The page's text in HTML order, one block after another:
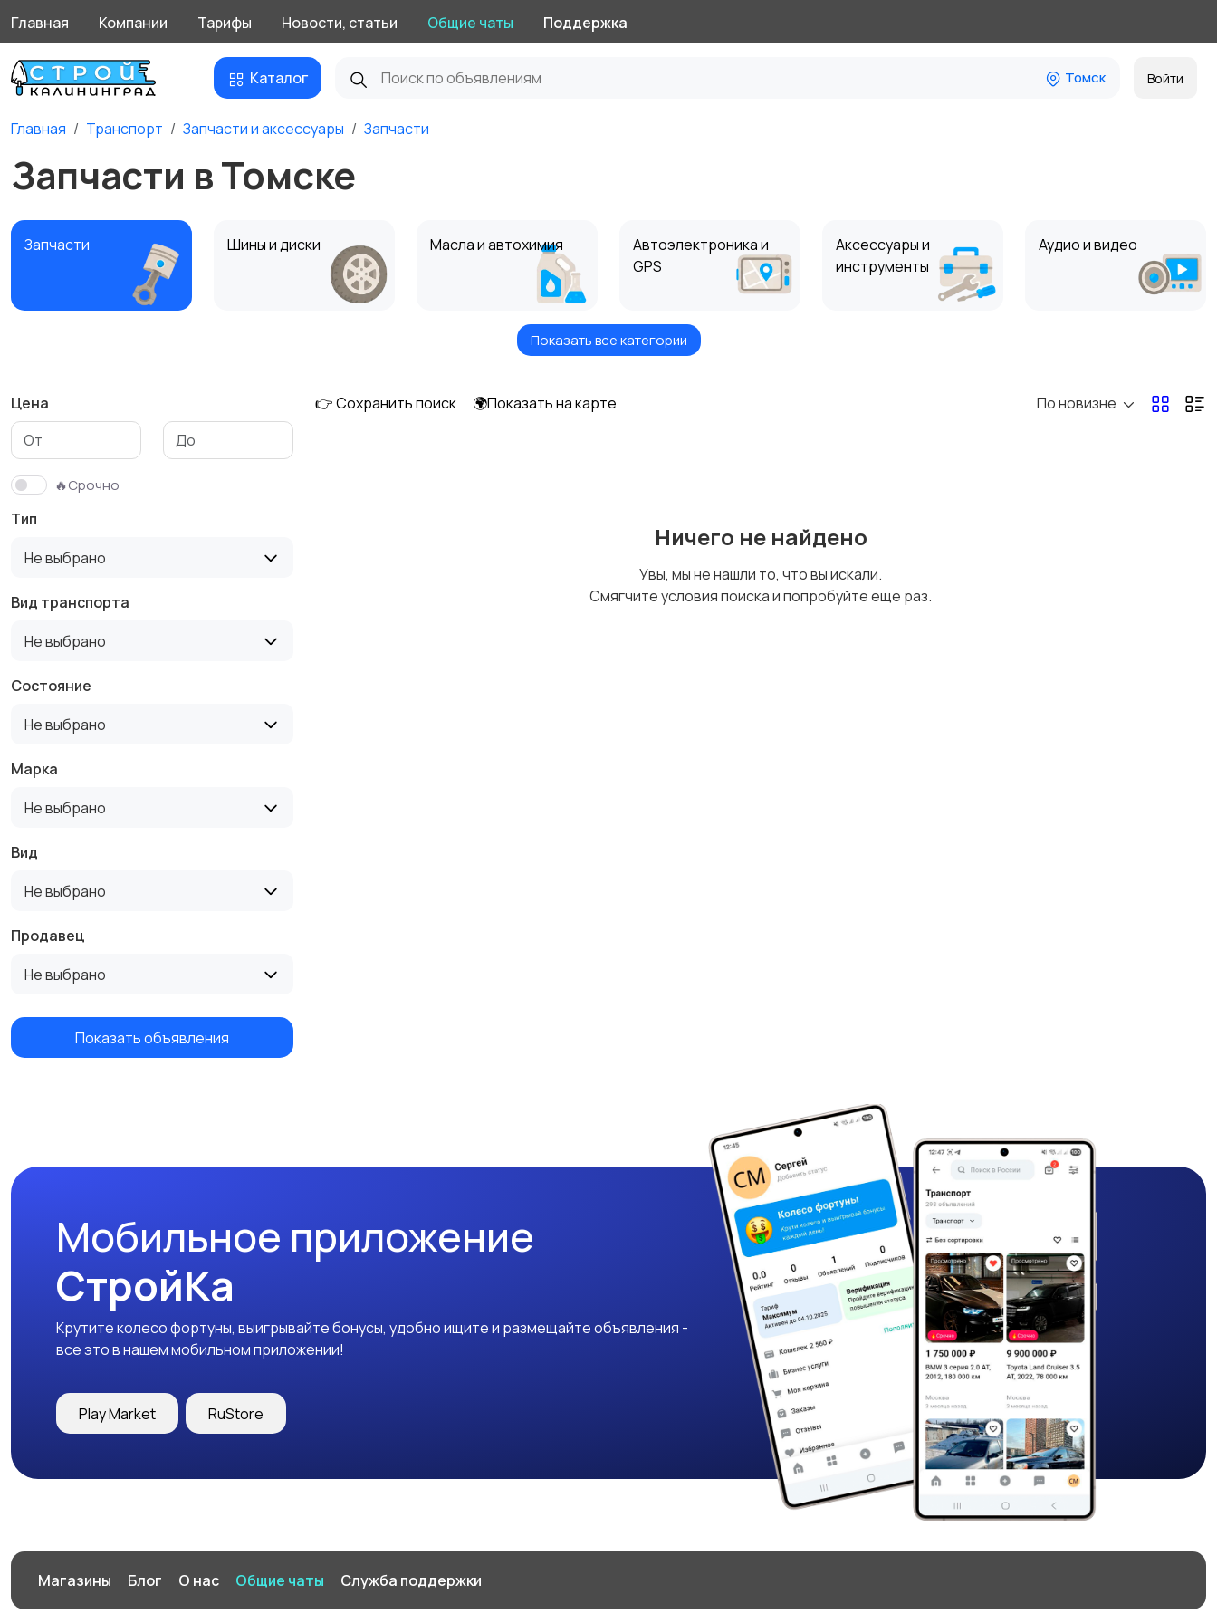
Главная Компании Тарифы Новости, статьи Общие чаты Поддержка
Каталог Томск Войти
Главная Транспорт Запчасти и аксессуары Запчасти
Запчасти в Томске
Запчасти Шины и диски Масла и автохимия
Автоэлектроника и
GPS
Аксессуары и
инструменты
Аудио и видео
Мотоэкипировка Другое
Показать все категории
Цена
🔥Срочно
Тип
Не выбрано
Вид транспорта
Не выбрано
Состояние
Не выбрано
Марка
Не выбрано
Вид
Не выбрано
Продавец
Не выбрано
Показать объявления
👉 Сохранить поиск 🌍Показать на карте По новизне
Ничего не найдено
Увы, мы не нашли то, что вы искали.
Смягчите условия поиска и попробуйте еще раз.
Мобильное приложение
СтройКа
Крутите колесо фортуны, выигрывайте бонусы, удобно ищите и размещайте объявления -
все это в нашем мобильном приложении!
Play Market RuStore
Магазины Блог О нас Общие чаты Служба поддержки